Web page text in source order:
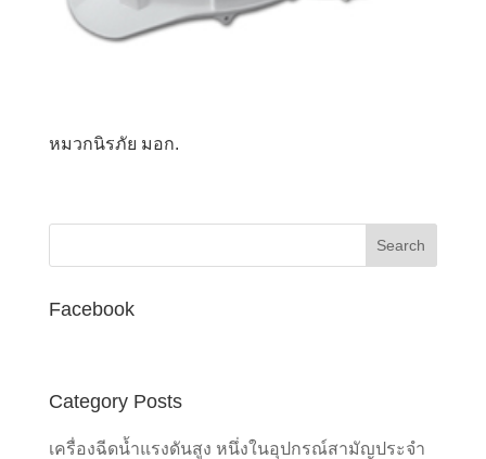
หมวกนิรภัย มอก.
Facebook
Category Posts
เครื่องฉีดน้ำแรงดันสูง หนึ่งในอุปกรณ์สามัญประจำ